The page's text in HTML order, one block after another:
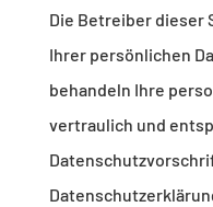
Die Betreiber dieser
Ihrer persönlichen
behandeln Ihre
vertraulich und